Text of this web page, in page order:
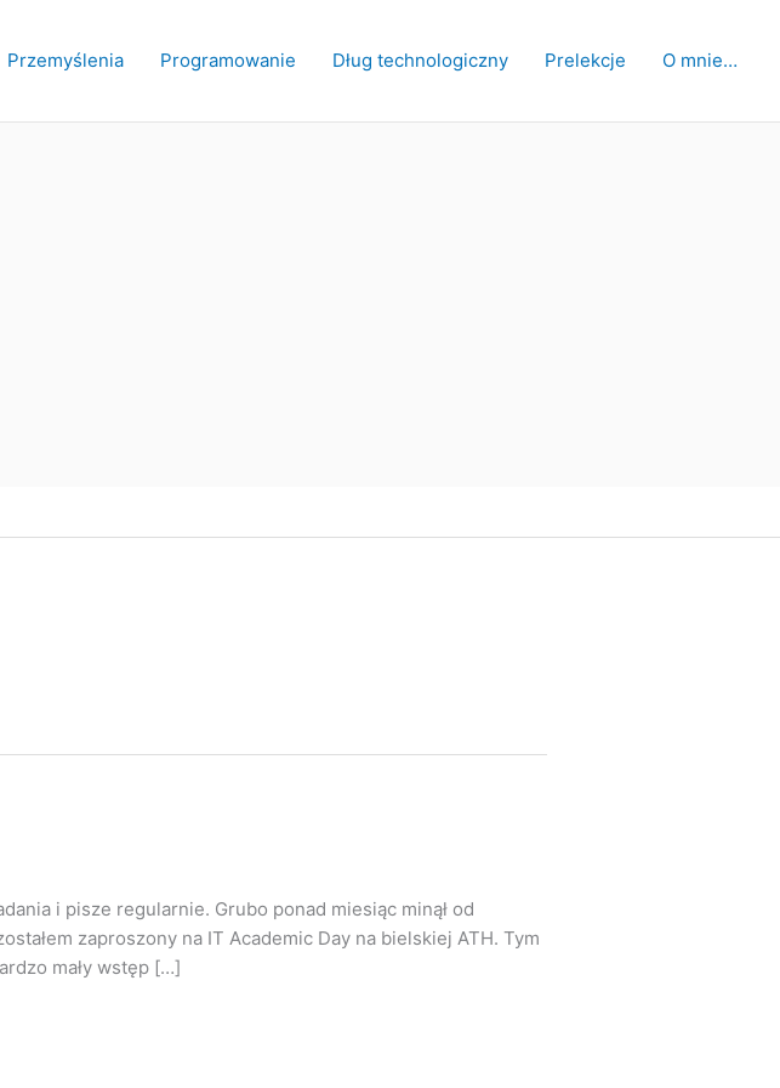
Przemyślenia Programowanie Dług technologiczny Prelekcje O mnie…
i pisze regularnie. Grubo ponad miesiąc minął od
zaproszony na IT Academic Day na bielskiej ATH. Tym
mały wstęp […]